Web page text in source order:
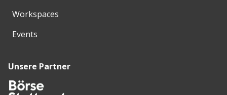
Workspaces
Events
Unsere Partner